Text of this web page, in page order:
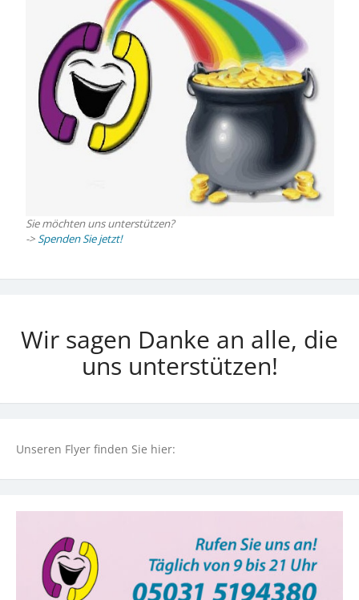
Sie möchten uns unterstützen?
->Spenden Sie jetzt!
Wir sagen Danke an alle, die
uns unterstützen!
Unseren Flyer finden Sie hier: